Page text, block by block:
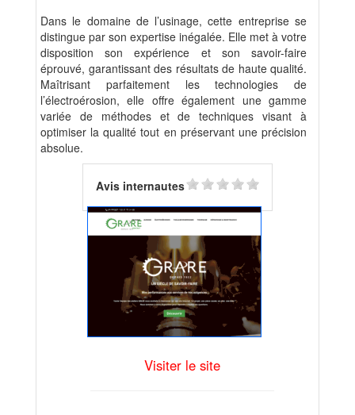
Dans le domaine de l’usinage, cette entreprise se
distingue par son expertise inégalée. Elle met à votre
disposition son expérience et son savoir-faire
éprouvé, garantissant des résultats de haute qualité.
Maîtrisant parfaitement les technologies de
l’électroérosion, elle offre également une gamme
variée de méthodes et de techniques visant à
optimiser la qualité tout en préservant une précision
absolue.
Avis internautes
Visiter le site